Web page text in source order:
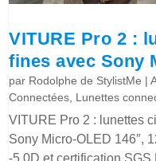
VITURE Pro 2 :
fines avec Sony
par Rodolphe de StylistMe |
Connectées, Lunettes
VITURE Pro 2 : lunettes
Sony Micro-OLED 146″,